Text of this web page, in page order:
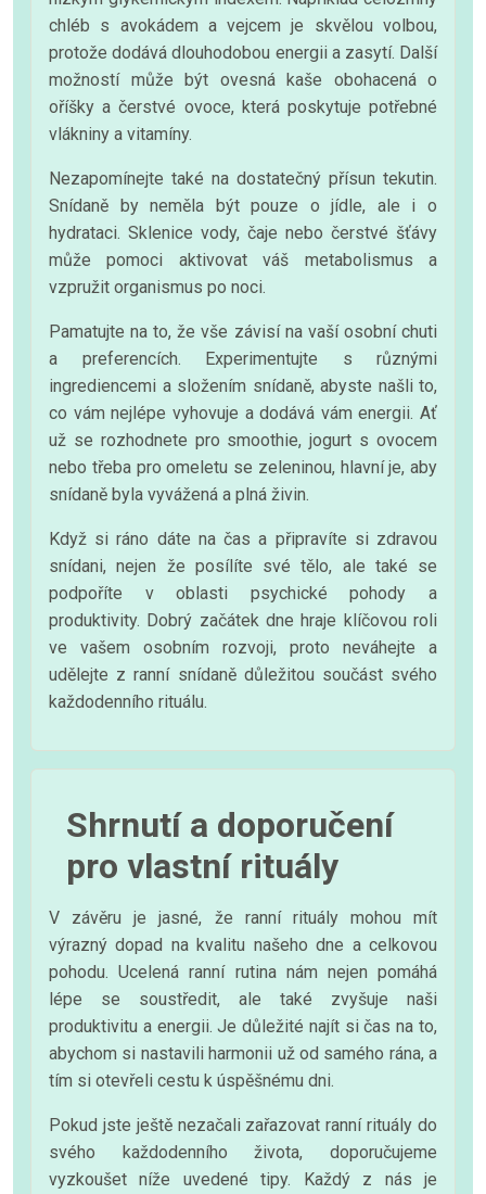
chléb s avokádem a vejcem je skvělou volbou,
protože dodává dlouhodobou energii a zasytí. Další
možností může být ovesná kaše obohacená o
oříšky a čerstvé ovoce, která poskytuje potřebné
vlákniny a vitamíny.
Nezapomínejte také na dostatečný přísun tekutin.
Snídaně by neměla být pouze o jídle, ale i o
hydrataci. Sklenice vody, čaje nebo čerstvé šťávy
může pomoci aktivovat váš metabolismus a
vzpružit organismus po noci.
Pamatujte na to, že vše závisí na vaší osobní chuti
a preferencích. Experimentujte s různými
ingrediencemi a složením snídaně, abyste našli to,
co vám nejlépe vyhovuje a dodává vám energii. Ať
už se rozhodnete pro smoothie, jogurt s ovocem
nebo třeba pro omeletu se zeleninou, hlavní je, aby
snídaně byla vyvážená a plná živin.
Když si ráno dáte na čas a připravíte si zdravou
snídani, nejen že posílíte své tělo, ale také se
podpoříte v oblasti psychické pohody a
produktivity. Dobrý začátek dne hraje klíčovou roli
ve vašem osobním rozvoji, proto neváhejte a
udělejte z ranní snídaně důležitou součást svého
každodenního rituálu.
Shrnutí a doporučení
pro vlastní rituály
V závěru je jasné, že ranní rituály mohou mít
výrazný dopad na kvalitu našeho dne a celkovou
pohodu. Ucelená ranní rutina nám nejen pomáhá
lépe se soustředit, ale také zvyšuje naši
produktivitu a energii. Je důležité najít si čas na to,
abychom si nastavili harmonii už od samého rána, a
tím si otevřeli cestu k úspěšnému dni.
Pokud jste ještě nezačali zařazovat ranní rituály do
svého každodenního života, doporučujeme
vyzkoušet níže uvedené tipy. Každý z nás je